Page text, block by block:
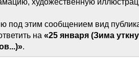
художественную
под этим сообщением вид
на «25 января (Зима
.